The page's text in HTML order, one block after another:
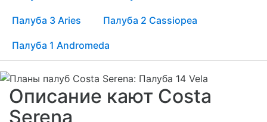
Палуба 3 Aries Палуба 2 Cassiopea
Палуба 1 Andromeda
Описание кают Costa
Serena